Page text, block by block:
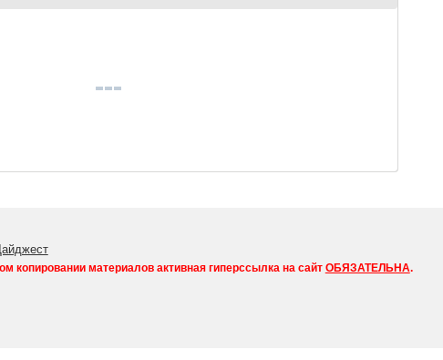
копировании материалов активная гиперссылка на сайт ОБЯЗАТЕЛЬНА.